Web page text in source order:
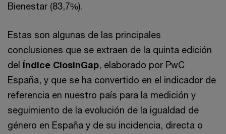
Bienestar (83,7%).
Estas son algunas de las principales
conclusiones que se extraen de la quinta edición
del Índice ClosinGap, elaborado por PwC
España, y que se ha convertido en el indicador de
referencia en nuestro país para la medición y
seguimiento de la evolución de la igualdad de
género en España y de su incidencia, directa o